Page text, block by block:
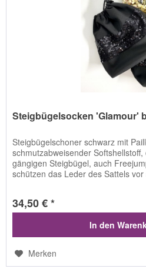
Steigbügelsocken 'Glamour'
Steigbügelschoner schwarz mit
schmutzabweisender
gängigen Steigbügel, auch
schützen das Leder des Sattels
34,50 € *
In den
Merken